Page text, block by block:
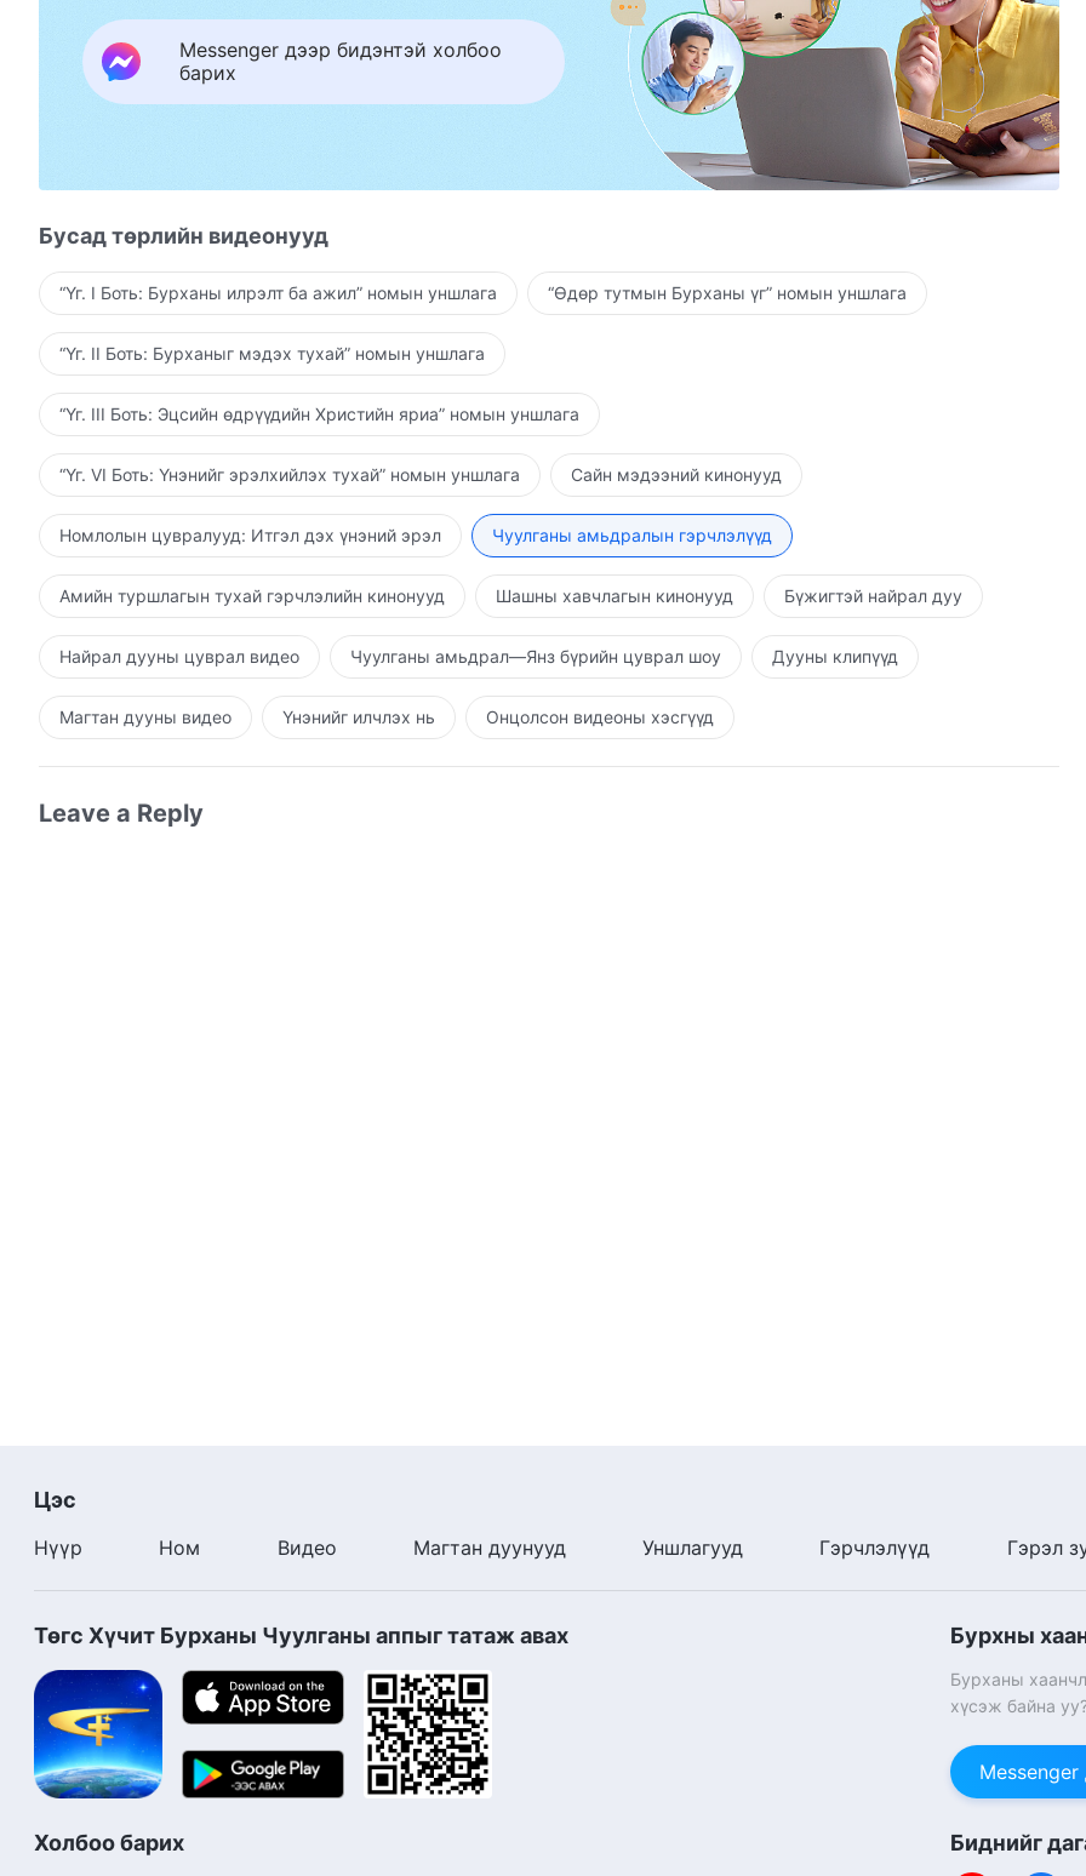
Messenger дээр бидэнтэй холбоо
барих
Бусад төрлийн видеонууд
“Үг. I Боть: Бурханы илрэлт ба ажил” номын уншлага “Өдөр тутмын Бурханы үг” номын уншлага
“Үг. II Боть: Бурханыг мэдэх тухай” номын уншлага
“Үг. III Боть: Эцсийн өдрүүдийн Христийн яриа” номын уншлага
“Үг. VI Боть: Үнэнийг эрэлхийлэх тухай” номын уншлага Сайн мэдээний кинонууд
Номлолын цувралууд: Итгэл дэх үнэний эрэл Чуулганы амьдралын гэрчлэлүүд
Амийн туршлагын тухай гэрчлэлийн кинонууд Шашны хавчлагын кинонууд Бүжигтэй найрал дуу
Найрал дууны цуврал видео Чуулганы амьдрал—Янз бүрийн цуврал шоу Дууны клипүүд
Магтан дууны видео Үнэнийг илчлэх нь Онцолсон видеоны хэсгүүд
Leave a Reply
Цэс
Нүүр Ном Видео Магтан дуунууд Уншлагууд Гэрчлэлүүд Гэрэл
Төгс Хүчит Бурханы Чуулганы аппыг татаж авах
Холбоо барих
Бурхны
Бурханы
хүсэж байна
Биднийг